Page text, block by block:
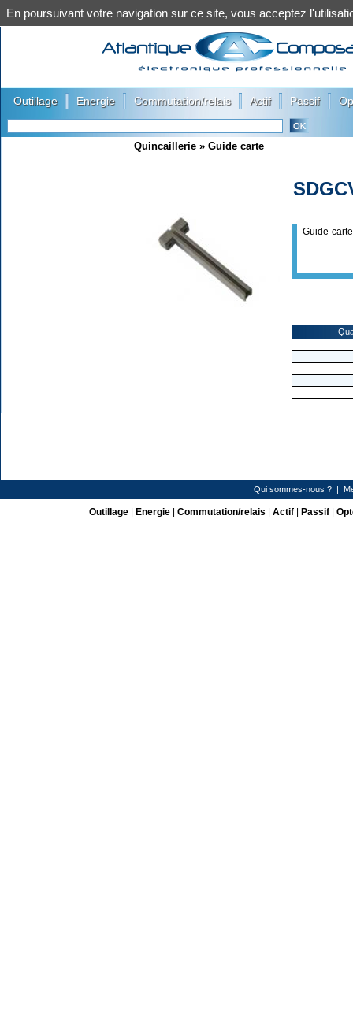
Outillage Energie Commutation/relais Actif Passif
Quincaillerie » Guide carte
Guide-
Qui sommes-nous ? |
Outillage| Energie| Commutation/relais Actif| Passif|
En poursuivant votre navigation sur ce site, vous acceptez